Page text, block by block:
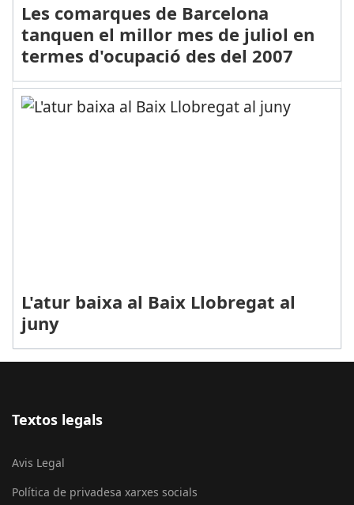
Les comarques de Barcelona
tanquen el millor mes de juliol en
termes d'ocupació des del 2007
L'atur baixa al Baix Llobregat al
juny
Textos legals
Avis Legal
Política de privadesa xarxes socials